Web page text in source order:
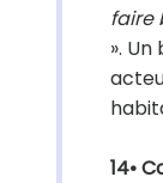
faire
».
14•